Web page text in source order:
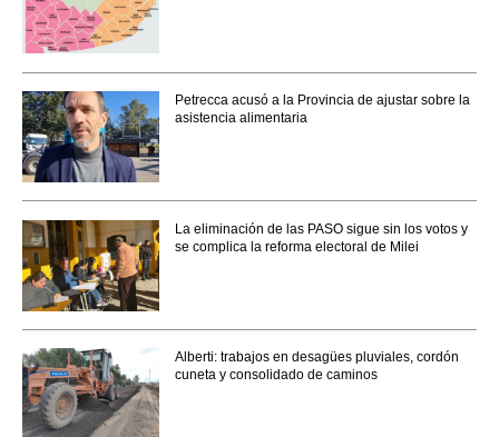
Petrecca acusó a la Provincia de ajustar sobre la
asistencia alimentaria
La eliminación de las PASO sigue sin los votos y
se complica la reforma electoral de Milei
Alberti: trabajos en desagües pluviales, cordón
cuneta y consolidado de caminos